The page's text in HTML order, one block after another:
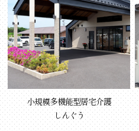
小規模多機能型居宅介護
しんぐう